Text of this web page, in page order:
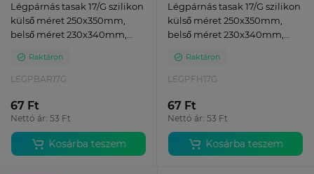
Légpárnás tasak 17/G szilikon
külső méret 250x350mm,
belső méret 230x340mm,
Raktáron
LEGPBAR17G
67 Ft
Nettó ár: 53 Ft
Kosárba teszem
Légpárnás tasak 17/G szilikon
külső méret 250x350mm,
belső méret 230x340mm,
Raktáron
LEGPFH17G
67 Ft
Nettó ár: 53 Ft
Kosárba teszem